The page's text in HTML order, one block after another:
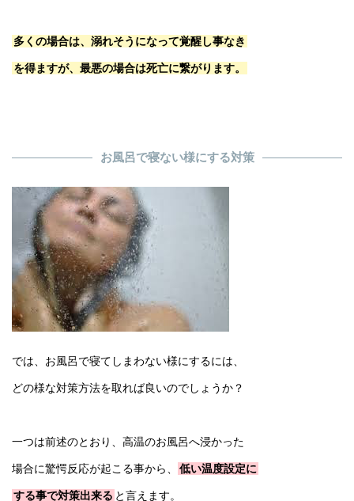
多くの場合は、溺れそうになって覚醒し事なき
を得ますが、最悪の場合は死亡に繋がります。
お風呂で寝ない様にする対策
では、お風呂で寝てしまわない様にするには、
どの様な対策方法を取れば良いのでしょうか？
一つは前述のとおり、高温のお風呂へ浸かった
場合に驚愕反応が起こる事から、 低い温度設定に
する事で対策出来る と言えます。